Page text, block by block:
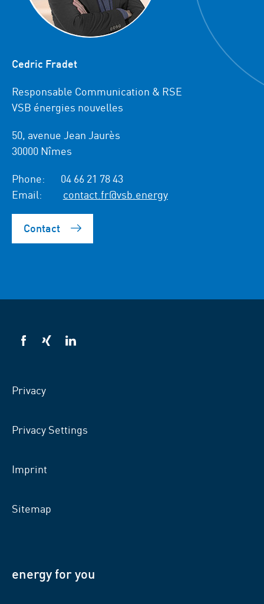
Cedric Fradet
Responsable Communication & RSE
VSB énergies nouvelles
50, avenue Jean Jaurès
30000 Nîmes
Phone:
04 66 21 78 43
Email:
contact.fr@vsb.energy
Contact
VSB
VSB
VSB
Privacy
Privacy Settings
Imprint
Sitemap
energy for you